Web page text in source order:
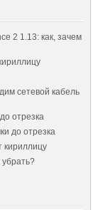
2 1.13: как, зачем
сетевой кабель
отрезка
до отрезка
кириллицу